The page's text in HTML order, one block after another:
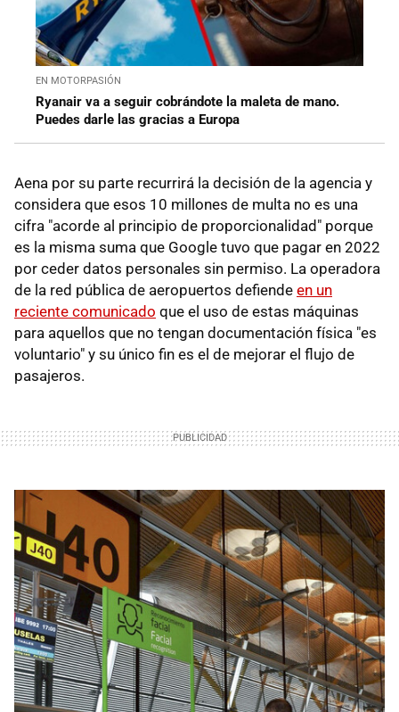
EN MOTORPASIÓN
Ryanair va a seguir cobrándote la maleta de mano.
Puedes darle las gracias a Europa
Aena por su parte recurrirá la decisión de la agencia y
considera que esos 10 millones de multa no es una
cifra "acorde al principio de proporcionalidad" porque
es la misma suma que Google tuvo que pagar en 2022
por ceder datos personales sin permiso. La operadora
de la red pública de aeropuertos defiende en un
reciente comunicado que el uso de estas máquinas
para aquellos que no tengan documentación física "es
voluntario" y su único fin es el de mejorar el flujo de
pasajeros.